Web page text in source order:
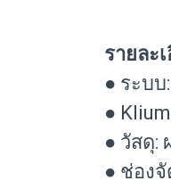
รายละ
● ระบ
● Klium
● วัสดุ:
● ช่อง